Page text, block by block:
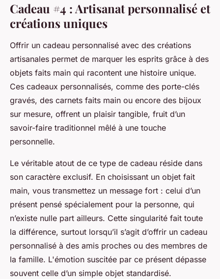
Cadeau #4 : Artisanat personnalisé et
créations uniques
Offrir un cadeau personnalisé avec des créations
artisanales permet de marquer les esprits grâce à des
objets faits main qui racontent une histoire unique.
Ces cadeaux personnalisés, comme des porte-clés
gravés, des carnets faits main ou encore des bijoux
sur mesure, offrent un plaisir tangible, fruit d’un
savoir-faire traditionnel mêlé à une touche
personnelle.
Le véritable atout de ce type de cadeau réside dans
son caractère exclusif. En choisissant un objet fait
main, vous transmettez un message fort : celui d’un
présent pensé spécialement pour la personne, qui
n’existe nulle part ailleurs. Cette singularité fait toute
la différence, surtout lorsqu’il s’agit d’offrir un cadeau
personnalisé à des amis proches ou des membres de
la famille. L'émotion suscitée par ce présent dépasse
souvent celle d’un simple objet standardisé.